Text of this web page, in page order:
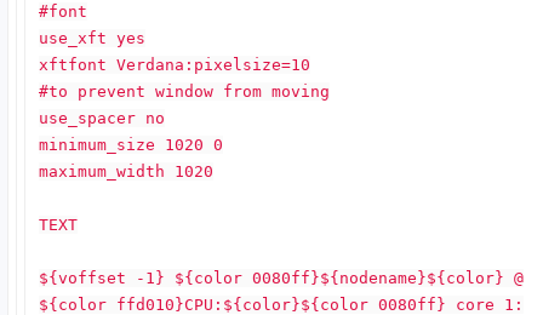
#font
use_xft yes
xftfont Verdana:pixelsize=10
#to prevent window from moving
use_spacer no
minimum_size 1020 0
maximum_width 1020
TEXT
${voffset -1} ${color 0080ff}${nodename}${color} @
${color ffd010}CPU:${color}${color 0080ff} core 1: